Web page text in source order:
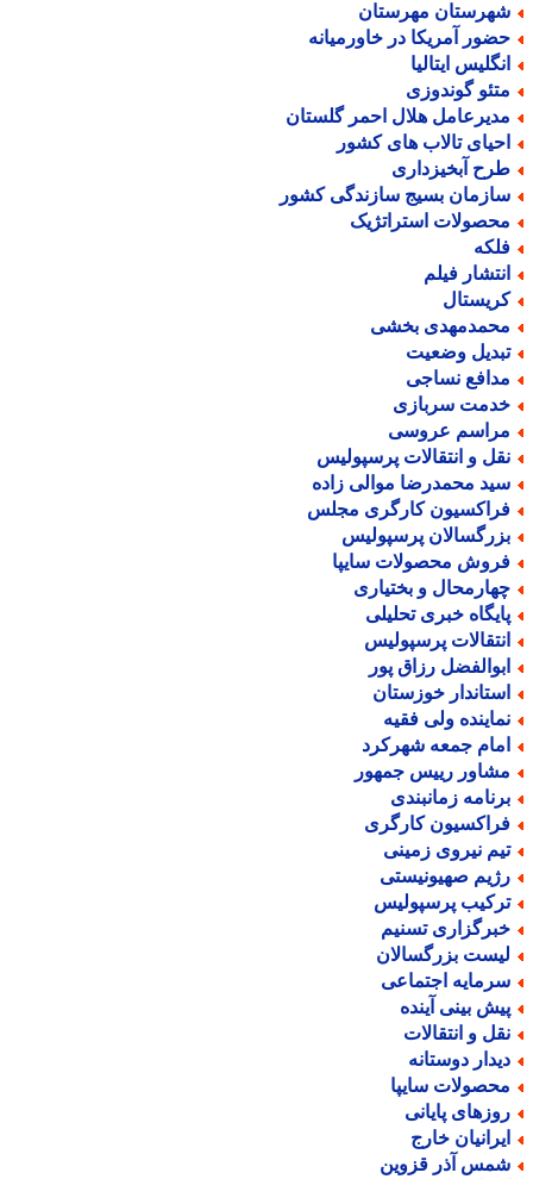
مهرستان
آمریکا در خاورمیانه
ایتالیا
گوندوزی
هلال احمر گلستان
تالاب های کشور
آبخیزداری
بسیج سازندگی کشور
استراتژیک
فیلم
بخشی
وضعیت
نساجی
سربازی
عروسی
و انتقالات پرسپولیس
محمدرضا موالی زاده
کارگری مجلس
پرسپولیس
محصولات سایپا
و بختیاری
خبری تحلیلی
پرسپولیس
رزاق پور
خوزستان
ولی فقیه
جمعه شهرکرد
رییس جمهور
زمانبندی
کارگری
نیروی زمینی
صهیونیستی
پرسپولیس
تسنیم
بزرگسالان
اجتماعی
بینی آینده
و انتقالات
دوستانه
سایپا
پایانی
خارج
آذر قزوین